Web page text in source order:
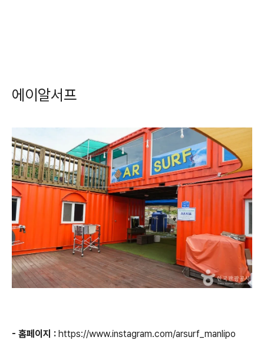
에이알서프
- 홈페이지 : https://www.instagram.com/arsurf_manlipo